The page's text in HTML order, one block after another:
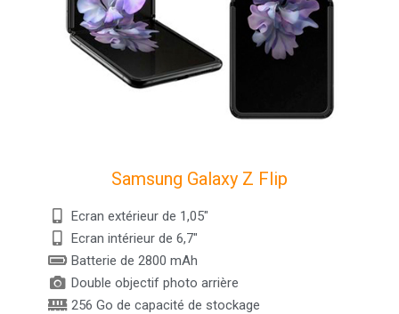
Samsung Galaxy Z Flip
Ecran extérieur de 1,05"
Ecran intérieur de 6,7"
Batterie de 2800 mAh
Double objectif photo arrière
256 Go de capacité de stockage